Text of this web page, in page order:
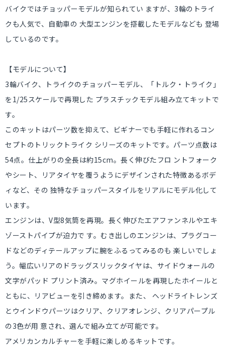
バイクではチョッパーモデルが知られてい ますが、3輪のトライ
クも人気で、自動車の 大型エンジンを搭載したモデルなども 登場
しているのです。
【モデルについて】
3輪バイク、トライクのチョッパーモデル、「トルク・トライク」
を1/25スケールで再現した プラスチックモデル組み立てキットで
す。
このキットはパーツ数を抑えて、ビギナーでも手軽に作れるコン
セプトのトリックトライク シリーズのキットです。パーツ点数は
54点。仕上がりの全長は約15cm。長く伸びたフロ ントフォーク
やシート、リアタイヤを覆うようにデザインされた特徴あるボデ
ィなど、その 独特なチョッパースタイルをリアルにモデル化して
います。
エンジンは、V型8気筒を再現。長く伸びたエアファンネルやエキ
ゾーストパイプが迫力で す。むき出しのエンジンは、プラグコー
ドなどのディテールアップに腕をふるってみるのも 楽しいでしょ
う。幅広いリアのドラッグスリックタイヤは、サイドウォールの
文字がパッド プリント済み。マグホイールを再現したホイールと
ともに、リアビューを引き締めます。また、 ヘッドライトレンズ
とウインドウパーツはクリア、クリアオレンジ、クリアパープル
の3色が用 意され、選んで組み立てが可能です。
アメリカンカルチャーを手軽に楽しめるキットです。